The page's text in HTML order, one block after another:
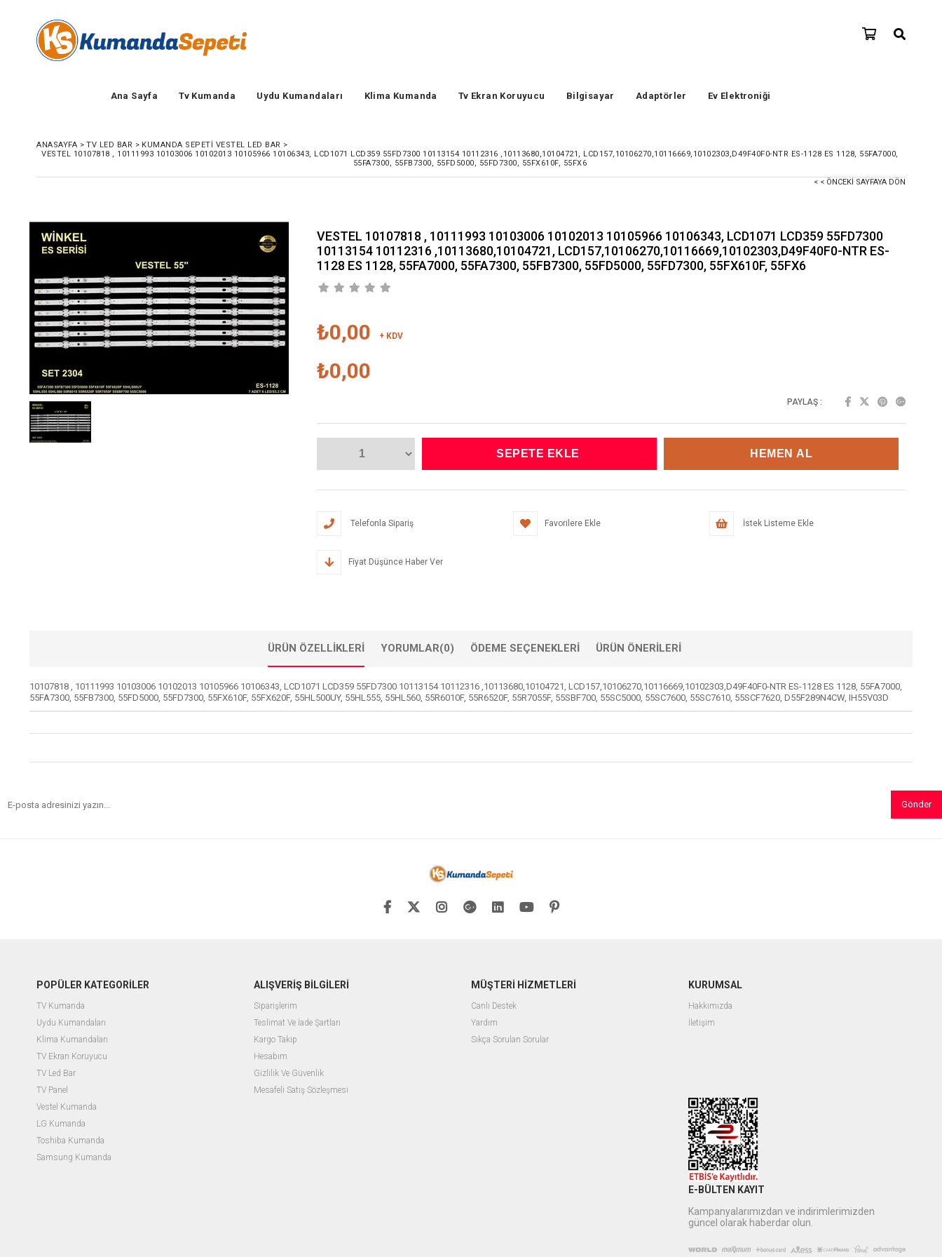
Ana Sayfa Tv Kumanda Uydu Kumandaları Klima Kumanda Tv Ekran Koruyucu Bilgisayar Adaptörler Ev Elektroniği
ANASAYFA > TV LED BAR > KUMANDA SEPETI VESTEL LED BAR >
VESTEL 10107818 , 10111993 10103006 10102013 10105966 10106343, LCD1071 LCD359 55FD7300 10113154 10112316 ,10113680,10104721, LCD157,10106270,10116669,10102303,D49F40F0-NTR ES-1128 ES 1128, 55FA7000,
55FA7300, 55FB7300, 55FD5000, 55FD7300, 55FX610F, 55FX6
< < ÖNCEKI SAYFAYA DÖN
VESTEL 10107818 , 10111993 10103006 10102013 10105966 10106343, LCD1071 LCD359 55FD7300
10113154 10112316 ,10113680,10104721, LCD157,10106270,10116669,10102303,D49F40F0-NTR ES-
1128 ES 1128, 55FA7000, 55FA7300, 55FB7300, 55FD5000, 55FD7300, 55FX610F, 55FX6
₺0,00 + KDV
₺0,00
PAYLAŞ :
Telefonla Sipariş Favorilere Ekle İstek Listeme Ekle
Fiyat Düşünce Haber Ver
ÜRÜN ÖZELLIKLERI YORUMLAR(0) ÖDEME SEÇENEKLERI ÜRÜN ÖNERILERI
10107818 , 10111993 10103006 10102013 10105966 10106343, LCD1071 LCD359 55FD7300 10113154 10112316 ,10113680,10104721, LCD157,10106270,10116669,10102303,D49F40F0-NTR ES-1128 ES 1128, 55FA7000,
55FA7300, 55FB7300, 55FD5000, 55FD7300, 55FX610F, 55FX620F, 55HL500UY, 55HL555, 55HL560, 55R6010F, 55R6520F, 55R7055F, 55SBF700, 55SC5000, 55SC7600, 55SC7610, 55SCF7620, D55F289N4CW, IH55V03D
Gönder
POPÜLER KATEGORİLER
TV Kumanda
Uydu Kumandaları
Klima Kumandaları
TV Ekran Koruyucu
TV Led Bar
TV Panel
Vestel Kumanda
LG Kumanda
Toshiba Kumanda
Samsung Kumanda
ALIŞVERİŞ BİLGİLERİ
Siparişlerim
Teslimat Ve İade Şartları
Kargo Takip
Hesabım
Gizlilik Ve Güvenlik
Mesafeli Satış Sözleşmesi
MÜŞTERİ HİZMETLERİ
Canlı Destek
Yardım
Sıkça Sorulan Sorular
KURUMSAL
Hakkımızda
İletişim
E-BÜLTEN KAYIT
Kampanyalarımızdan ve indirimlerimizden
güncel olarak haberdar olun.